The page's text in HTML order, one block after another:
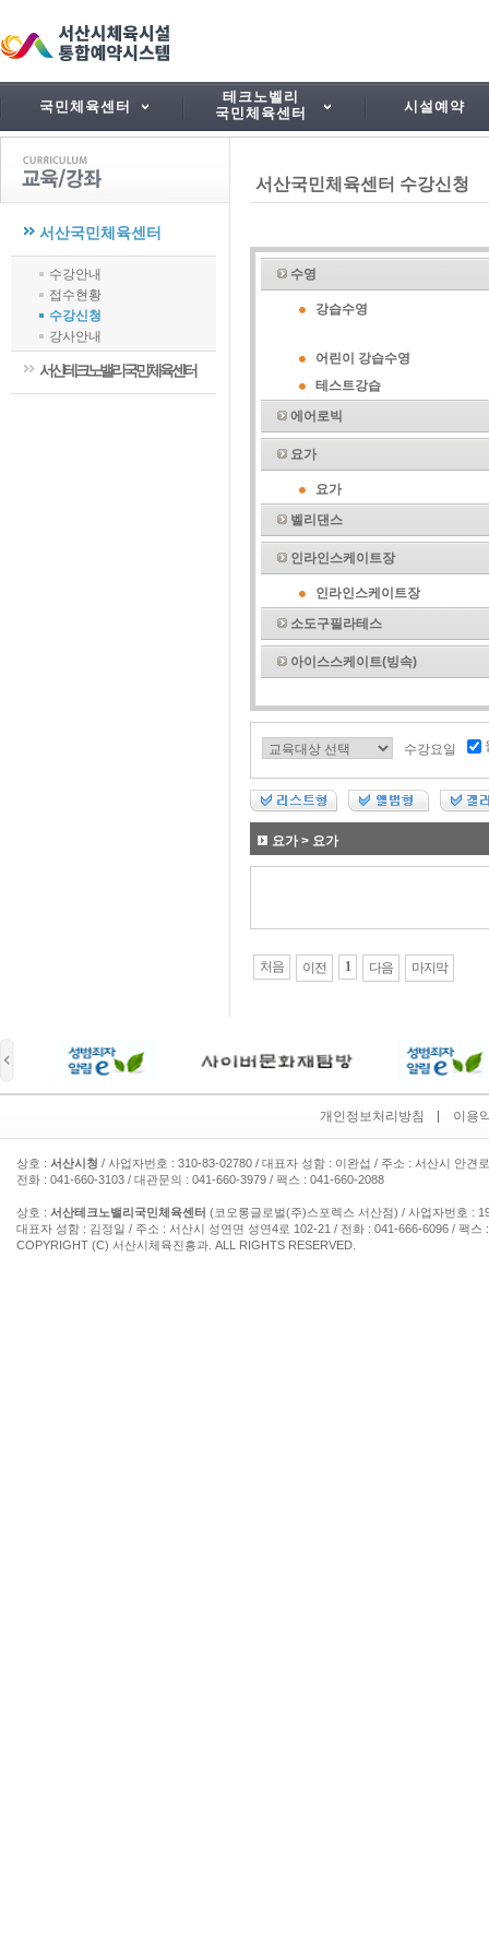
국민체육센터
테크노벨리
국민체육센터
시설예약
서산국민체육센터
수강안내
접수현황
수강신청
강사안내
서산테크노밸리국민체육센터
서산국민체육센터 수강신청
수영
강습수영
어린이 강습수영
테스트강습
에어로빅
요가
요가
벨리댄스
인라인스케이트장
인라인스케이트장
소도구필라테스
아이스스케이트(빙속)
수강요일
요가 > 요가
처음 이전 1 다음 마지막
개인정보처리방침 이용
상호 : 서산시청 / 사업자번호 : 310-83-02780 / 대표자 성함 : 이완섭 / 주소 : 서산시 안견
전화 : 041-660-3103 / 대관문의 : 041-660-3979 / 팩스 : 041-660-2088
상호 : 서산테크노밸리국민체육센터 (코오롱글로벌(주)스포렉스 서산점) / 사업자번호 :
대표자 성함 : 김정일 / 주소 : 서산시 성연면 성연4로 102-21 / 전화 : 041-666-6096 / 팩스
COPYRIGHT (C) 서산시체육진흥과. ALL RIGHTS RESERVED.